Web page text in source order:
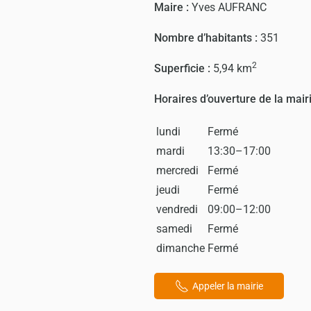
Maire : Yves AUFRANC
Nombre d’habitants : 351
Superficie : 5,94 km2
Horaires d’ouverture de la
lundi
Fermé
mardi
13:30–17:00
mercredi
Fermé
jeudi
Fermé
vendredi
09:00–12:00
samedi
Fermé
dimanche Fermé
Appeler la mairie